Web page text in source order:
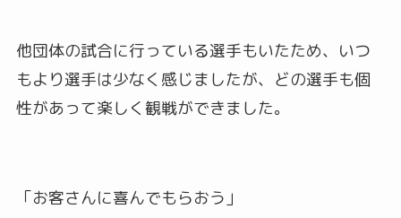
他団体の試合に行っている選手もいたため、いつ
もより選手は少なく感じましたが、どの選手も個
性があって楽しく観戦ができました。
「お客さんに喜んでもらおう」